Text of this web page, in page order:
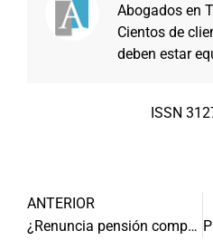
Abogados en
Cientos de
deben estar
ISSN
ANTERIOR
¿Renuncia pensión compensatoria por acuerdo prematrimonial?